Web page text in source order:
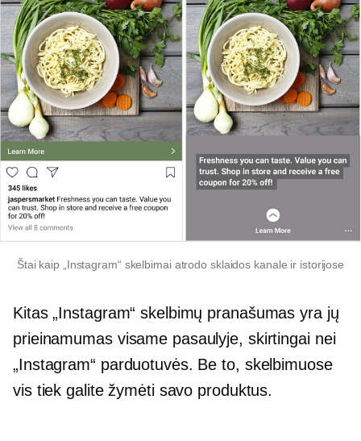
Štai kaip „Instagram“ skelbimai atrodo sklaidos kanale ir istorijose
Kitas „Instagram“ skelbimų pranašumas yra jų
prieinamumas visame pasaulyje, skirtingai nei
„Instagram“ parduotuvės. Be to, skelbimuose
vis tiek galite žymėti savo produktus.